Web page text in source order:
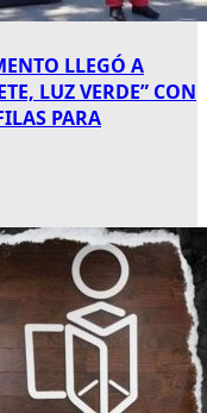
LLEGÓ A
LUZ VERDE” CON
PARA